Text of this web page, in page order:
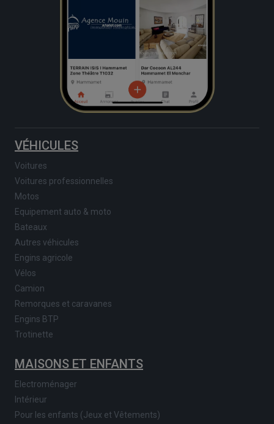
VÉHICULES
Voitures
Voitures professionnelles
Motos
Equipement auto & moto
Bateaux
Autres véhicules
Engins agricole
Vélos
Camion
Remorques et caravanes
Engins BTP
Trotinette
MAISONS ET ENFANTS
Electroménager
Intérieur
Pour les enfants (Jeux et Vêtements)